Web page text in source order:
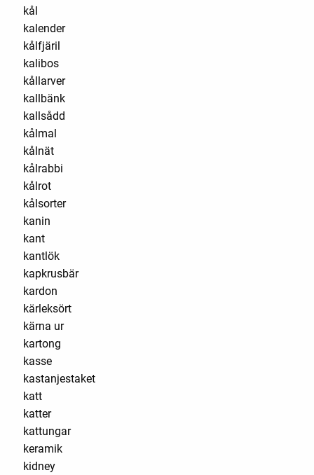
kål
kalender
kålfjäril
kalibos
kållarver
kallbänk
kallsådd
kålmal
kålnät
kålrabbi
kålrot
kålsorter
kanin
kant
kantlök
kapkrusbär
kardon
kärleksört
kärna ur
kartong
kasse
kastanjestaket
katt
katter
kattungar
keramik
kidney